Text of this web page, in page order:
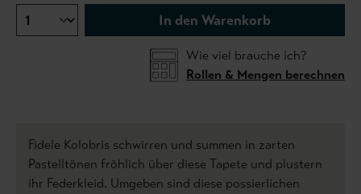
In den Warenkorb
Wie viel brauche ich?
Rollen & Mengen berechnen
Fidele Kolobris schwirren und summen in zarten
Pastelltönen fröhlich über diese Tapete und plustern
ihr Federkleid. Umgeben sind diese possierlichen